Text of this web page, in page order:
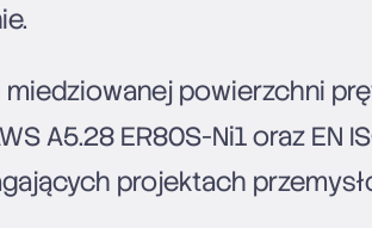
miedziowanej powierzchni
A5.28 ER80S-Ni1 oraz
projektach